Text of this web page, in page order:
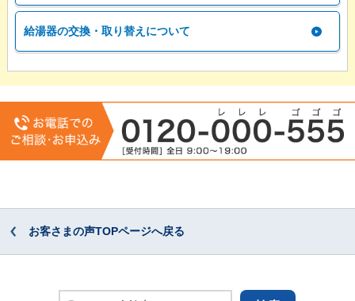
給湯器の交換・取り替えについて
お客さまの声TOPページへ戻る